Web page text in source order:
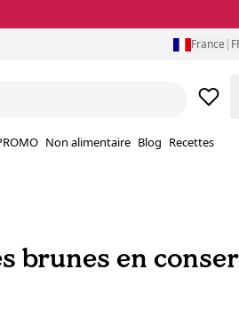
France |
Non alimentaire Blog Recettes
brunes en